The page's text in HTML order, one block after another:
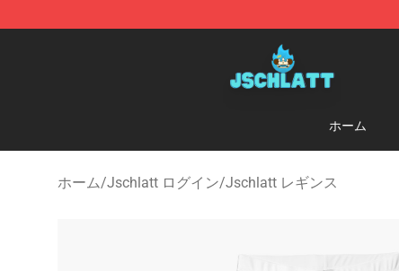
Jschlatt Store - Official Jschlatt Merchandise Shop
ホーム
ホーム/Jschlatt ログイン/Jschlatt レギンス